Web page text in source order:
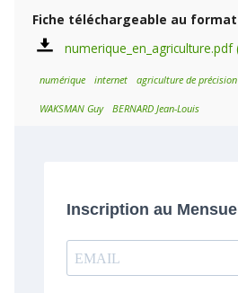
Fiche téléchargeable au format
numerique_en_agriculture.pdf
numérique internet agriculture de précision
WAKSMAN Guy BERNARD Jean-Louis